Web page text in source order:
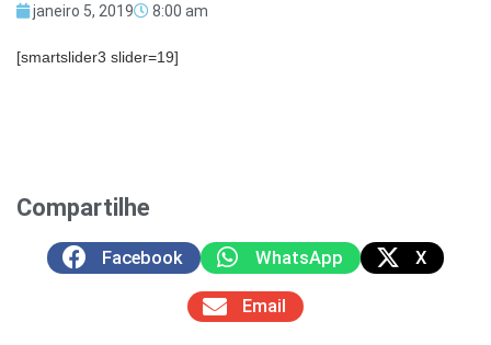
janeiro 5, 2019 8:00 am
[smartslider3 slider=19]
Compartilhe
Facebook WhatsApp X
Email